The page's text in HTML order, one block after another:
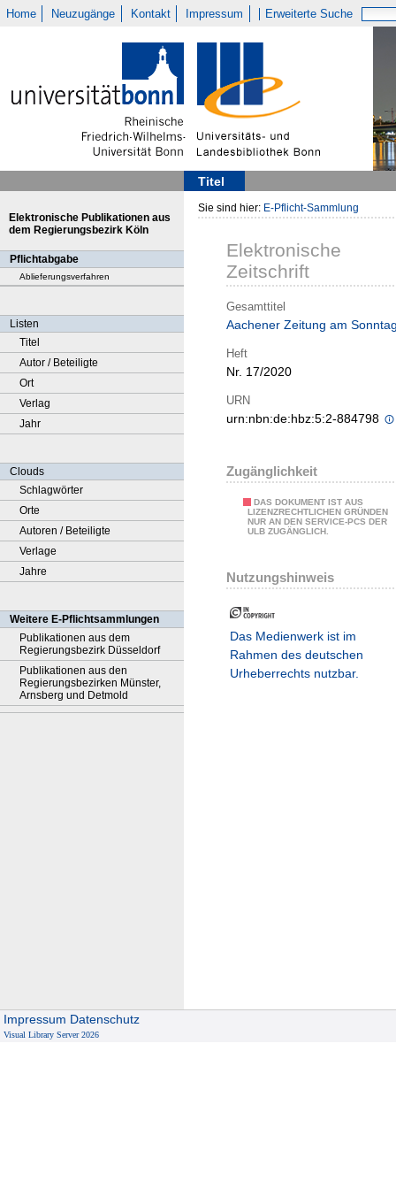
Home Neuzugänge Kontakt Impressum Erweiterte Suche
Titel
Elektronische Publikationen aus
dem Regierungsbezirk Köln
Pflichtabgabe
Ablieferungsverfahren
Listen
Titel
Autor / Beteiligte
Ort
Verlag
Jahr
Clouds
Schlagwörter
Orte
Autoren / Beteiligte
Verlage
Jahre
Weitere E-Pflichtsammlungen
Publikationen aus dem
Regierungsbezirk Düsseldorf
Publikationen aus den
Regierungsbezirken Münster,
Arnsberg und Detmold
Sie sind hier: E-Pflicht-Sammlung
Elektronische
Zeitschrift
Gesamttitel
Aachener Zeitung am
Heft
Nr. 17/2020
URN
urn:nbn:de:hbz:5:2-884798
Zugänglichkeit
DAS DOKUMENT IST AUS
LIZENZRECHTLICHEN GRÜNDEN
NUR AN DEN SERVICE-PCS DER
ULB ZUGÄNGLICH.
Nutzungshinweis
Das Medienwerk ist im
Rahmen des deutschen
Urheberrechts nutzbar.
Impressum Datenschutz
Visual Library Server 2026